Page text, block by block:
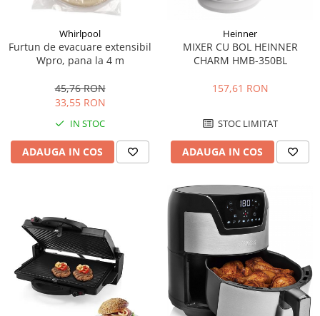
Radio cu ceas & portabile
Televizoare & accesorii
Suporturi TV / Monitor
Videoproiectoare & Accesorii
Accesorii videoproiectoare
Casa & Bricolaj
Bucatarie & Servire
Cutite & seturi
Iluminat & electrice
Prelungitoare
Whirlpool
Furtun de evacuare extensibil
Wpro, pana la 4 m
45,76 RON
33,55 RON
IN STOC
ADAUGA IN COS
Heinner
MIXER CU BOL HEINNER
CHARM HMB-350BL
157,61 RON
STOC LIMITAT
ADAUGA IN COS